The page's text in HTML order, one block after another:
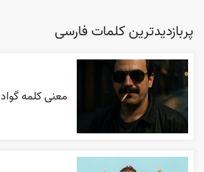
پربازدیدترین کلمات فارسی
معنی کلمه گواد